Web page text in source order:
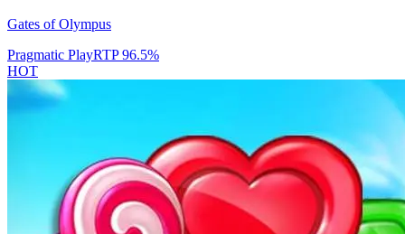
Gates of Olympus
Pragmatic PlayRTP96.5%
HOT